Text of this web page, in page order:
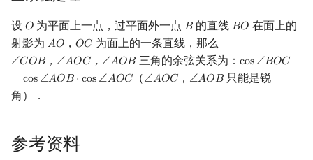
设 𝑂
O 为平面上一点，过平面外一点 𝐵
B 的直线 𝐵𝑂
BO 在面上的
射影为 𝐴𝑂
AO ，𝑂𝐶
OC 为面上的一条直线，那么
∠𝐶𝑂𝐵， ∠𝐴𝑂𝐶， ∠𝐴𝑂𝐵
∠COB， ∠AOC， ∠ AOB 三角的余弦关系为： cos∠𝐵𝑂𝐶
= cos∠𝐴𝑂𝐵⋅ cos∠𝐴𝑂𝐶
cos ∠BOC=
（∠𝐴𝑂𝐶
∠AOC ， ∠𝐴𝑂𝐵
∠AOB 只能是锐
角）．
参考资料